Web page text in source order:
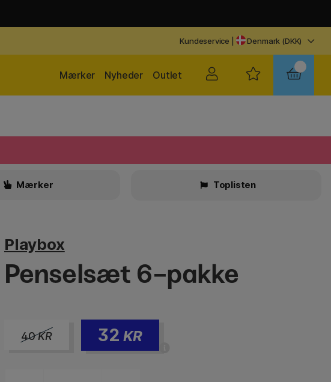
Kundeservice Denmark (DKK)
Outlet
Nyheder
Mærker
Mærker Toplisten
Playbox
Penselsæt 6-pakke
40KR 32 KR